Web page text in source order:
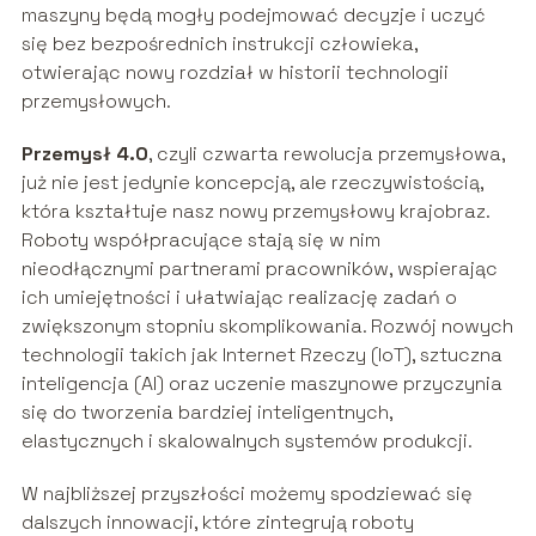
maszyny będą mogły podejmować decyzje i uczyć
się bez bezpośrednich instrukcji człowieka,
otwierając nowy rozdział w historii technologii
przemysłowych.
Przemysł 4.0, czyli czwarta rewolucja przemysłowa,
już nie jest jedynie koncepcją, ale rzeczywistością,
która kształtuje nasz nowy przemysłowy krajobraz.
Roboty współpracujące stają się w nim
nieodłącznymi partnerami pracowników, wspierając
ich umiejętności i ułatwiając realizację zadań o
zwiększonym stopniu skomplikowania. Rozwój nowych
technologii takich jak Internet Rzeczy (IoT), sztuczna
inteligencja (AI) oraz uczenie maszynowe przyczynia
się do tworzenia bardziej inteligentnych,
elastycznych i skalowalnych systemów produkcji.
W najbliższej przyszłości możemy spodziewać się
dalszych innowacji, które zintegrują roboty